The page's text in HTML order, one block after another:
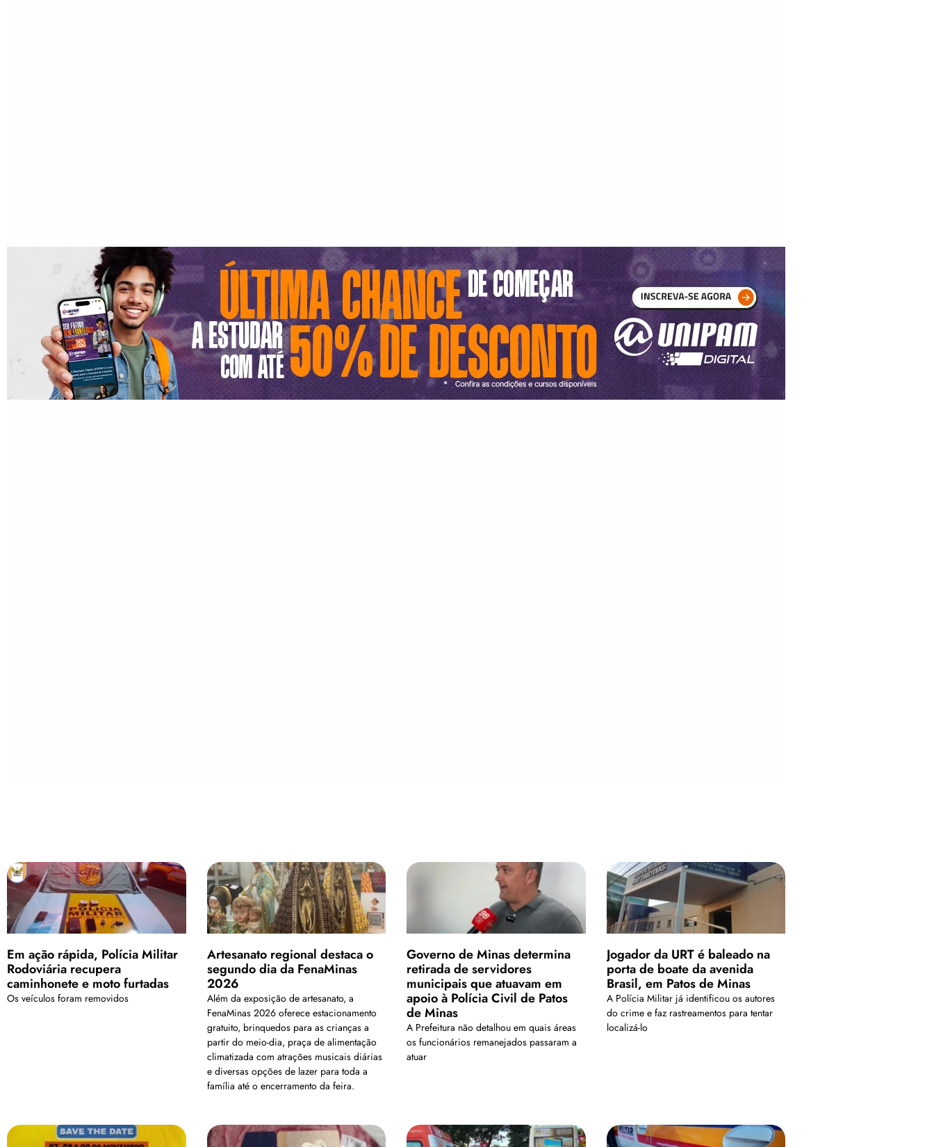
Em ação rápida, Polícia Militar
Rodoviária recupera
caminhonete e moto furtadas
Os veículos foram removidos
Artesanato regional destaca o
segundo dia da FenaMinas
2026
Além da exposição de artesanato, a
FenaMinas 2026 oferece estacionamento
gratuito, brinquedos para as crianças a
partir do meio-dia, praça de alimentação
climatizada com atrações musicais diárias
e diversas opções de lazer para toda a
família até o encerramento da feira.
Governo de Minas determina
retirada de servidores
municipais que atuavam em
apoio à Polícia Civil de Patos
de Minas
A Prefeitura não detalhou em quais áreas
os funcionários remanejados passaram a
atuar
Jogador da URT é baleado na
porta de boate da avenida
Brasil, em Patos de Minas
A Polícia Militar já identificou os autores
do crime e faz rastreamentos para tentar
localizá-lo